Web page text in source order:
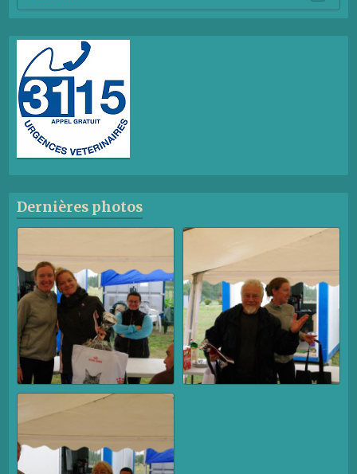
Dernières photos